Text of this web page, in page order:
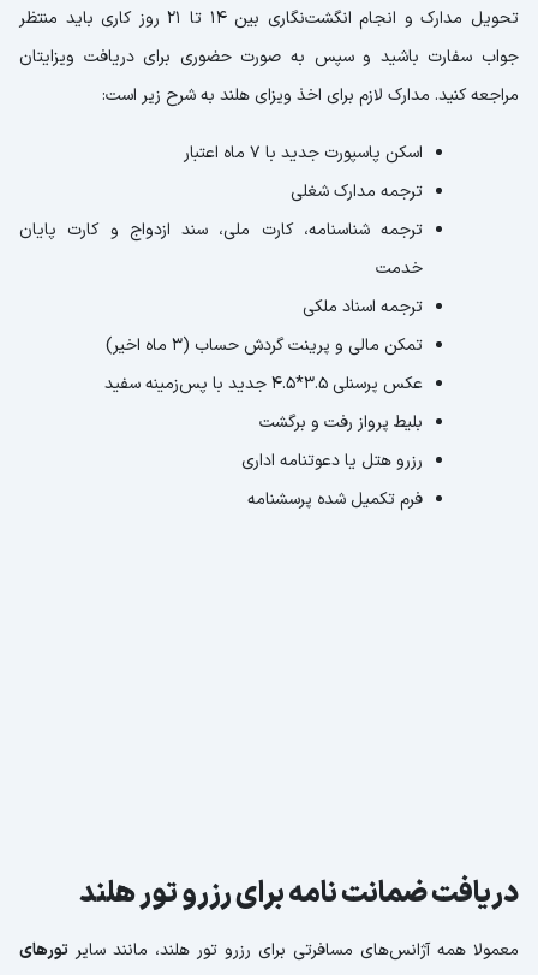
تحویل مدارک و انجام انگشت‌نگاری بین 14 تا 21 روز کاری باید منتظر
جواب سفارت باشید و سپس به صورت حضوری برای دریافت ویزایتان
مراجعه کنید. مدارک لازم برای اخذ ویزای هلند به شرح زیر است:
اسکن پاسپورت جدید با 7 ماه اعتبار
ترجمه مدارک شغلی
ترجمه شناسنامه، کارت ملی، سند ازدواج و کارت پایان
خدمت
ترجمه اسناد ملکی
تمکن مالی و پرینت گردش حساب (3 ماه اخیر)
عکس پرسنلی 3.5*4.5 جدید با پس‌زمینه سفید
بلیط پرواز رفت و برگشت
رزرو هتل یا دعوتنامه اداری
فرم تکمیل شده پرسشنامه
دریافت ضمانت نامه برای رزرو تور هلند
معمولا همه آژانس‌های مسافرتی برای رزرو تور هلند، مانند سایر تورهای